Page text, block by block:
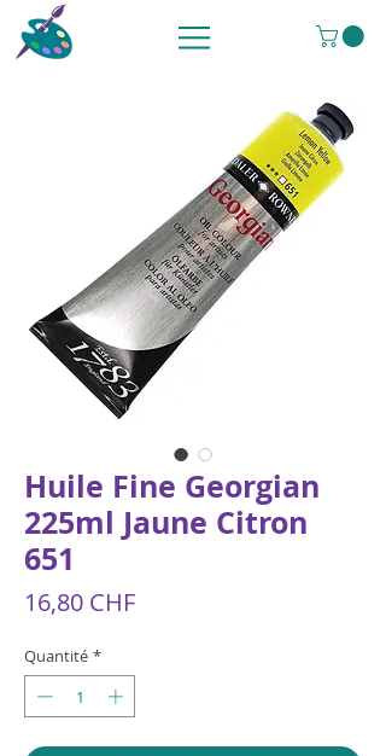
Huile Fine Georgian
225ml Jaune Citron
651
16,80 CHFPrix
Quantité *